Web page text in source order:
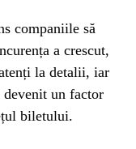
companiile să
a crescut,
la detalii, iar
devenit un factor
biletului.